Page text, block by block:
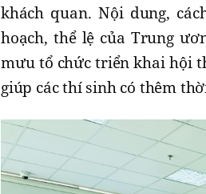
khách quan. Nội dung,
hoạch, thể lệ của Trung
mưu tổ chức triển khai hội
giúp các thí sinh có thêm